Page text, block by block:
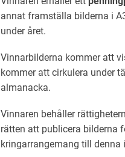
annat framställa bilderna i
under året.
Vinnarbilderna kommer att
kommer att cirkulera under
almanacka.
Vinnaren behåller
rätten att publicera bilderna
kringarrangemang till denna